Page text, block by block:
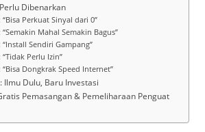
Dibenarkan
Perkuat Sinyal dari 0”
Mahal Semakin Bagus”
“Install Sendiri Gampang”
Perlu Izin”
“Bisa Dongkrak Speed Internet”
Ilmu Dulu, Baru Investasi
Pemasangan & Pemeliharaan Penguat